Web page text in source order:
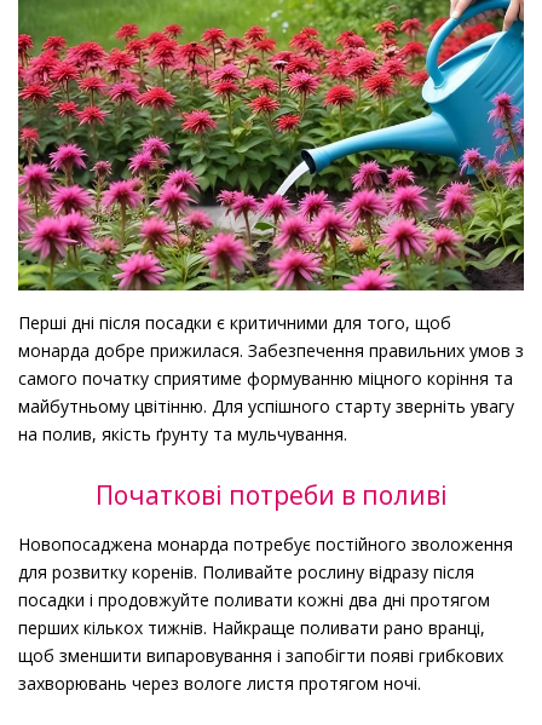
Перші дні після посадки є критичними для того, щоб
монарда добре прижилася. Забезпечення правильних умов з
самого початку сприятиме формуванню міцного коріння та
майбутньому цвітінню. Для успішного старту зверніть увагу
на полив, якість ґрунту та мульчування.
Початкові потреби в поливі
Новопосаджена монарда потребує постійного зволоження
для розвитку коренів. Поливайте рослину відразу після
посадки і продовжуйте поливати кожні два дні протягом
перших кількох тижнів. Найкраще поливати рано вранці,
щоб зменшити випаровування і запобігти появі грибкових
захворювань через вологе листя протягом ночі.